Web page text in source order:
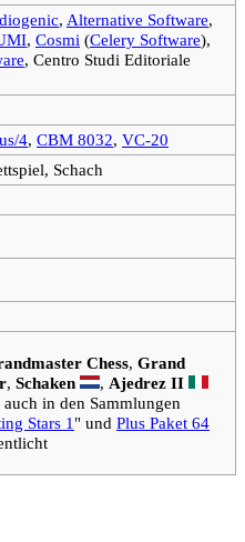
, Alternative Software,
, Cosmi (Celery Software),
, Centro Studi Editoriale
4, CBM 8032, VC-20
Schach
Chess, Grand
, Schaken , Ajedrez II
auch in den Sammlungen
Stars 1 " und Plus Paket 64